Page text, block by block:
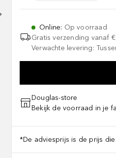
Online: Op voorraad
Gratis verzending vanaf
Verwachte levering:
Douglas-store
Bekijk de voorraad in je
*De adviesprijs is de prijs